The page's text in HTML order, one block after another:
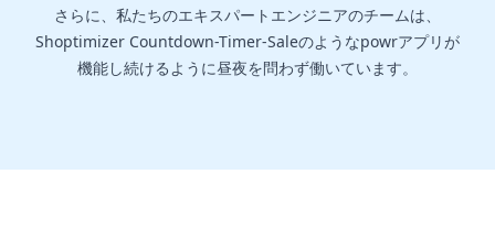
さらに、私たちのエキスパートエンジニアのチームは、
Shoptimizer Countdown-Timer-Saleのようなpowrアプリが
機能し続けるように昼夜を問わず働いています。